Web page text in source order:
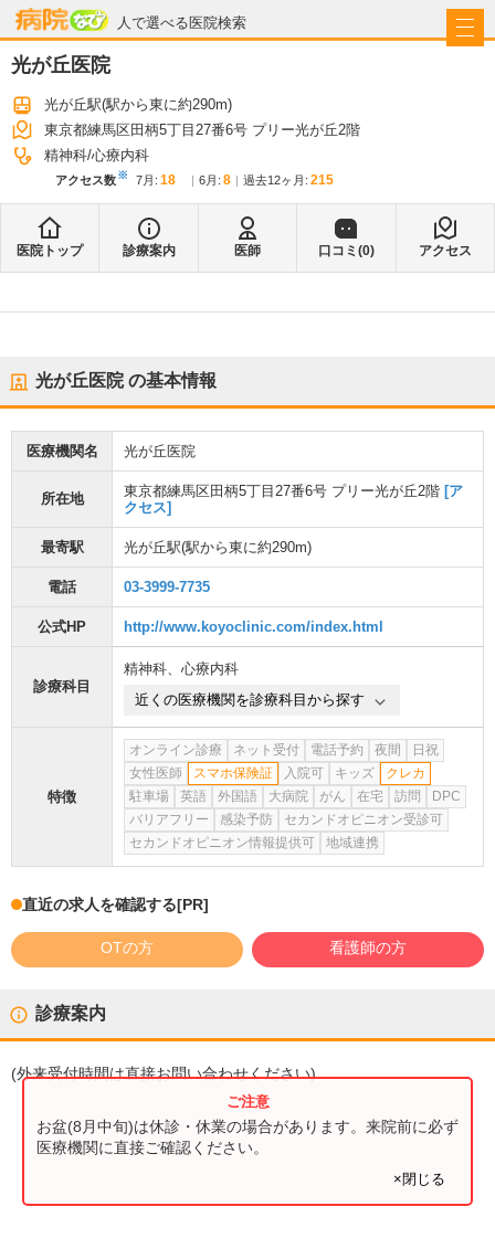
人で選べる医院検索
病院なび
光が丘医院
光が丘駅(駅から東に約290m)
東京都練馬区田柄5丁目27番6号 プリー光が丘2階
精神科 心療内科
アクセス数※ 7月 : 18 6月 : 8 過去12ヶ月: 215
医院トップ 診療案内 医師 口コミ(0) アクセス
光が丘医院の基本情報
医療機関名 光が丘医院
所在地 東京都練馬区田柄5丁目27番6号 プリー光が丘2階 [ア
クセス]
最寄駅 光が丘駅(駅から東に約290m)
電話 03-3999-7735
公式HP http://www.koyoclinic.com/index.html
診療科目
精神科、 心療内科
近くの医療機関を診療科目から探す
特徴
オンライン診療 ネット受付 電話予約 夜間
日祝
女性医師
スマホ保険証 入院可 キッズ
クレカ
駐車場
英語 外国語 大病院 がん 在宅 訪問
DPC
バリアフリー
感染予防
セカンドオピニオン受診可
セカンドオピニオン情報提供可
地域連携
直近の求人を確認する[PR]
OTの方 看護師の方
診療案内
(外来受付時間は直接お問い合わせください)
お盆(8月中旬)は休診・休業の場合があります。来院前に必ず
医療機関に直接ご確認ください。
×閉じる